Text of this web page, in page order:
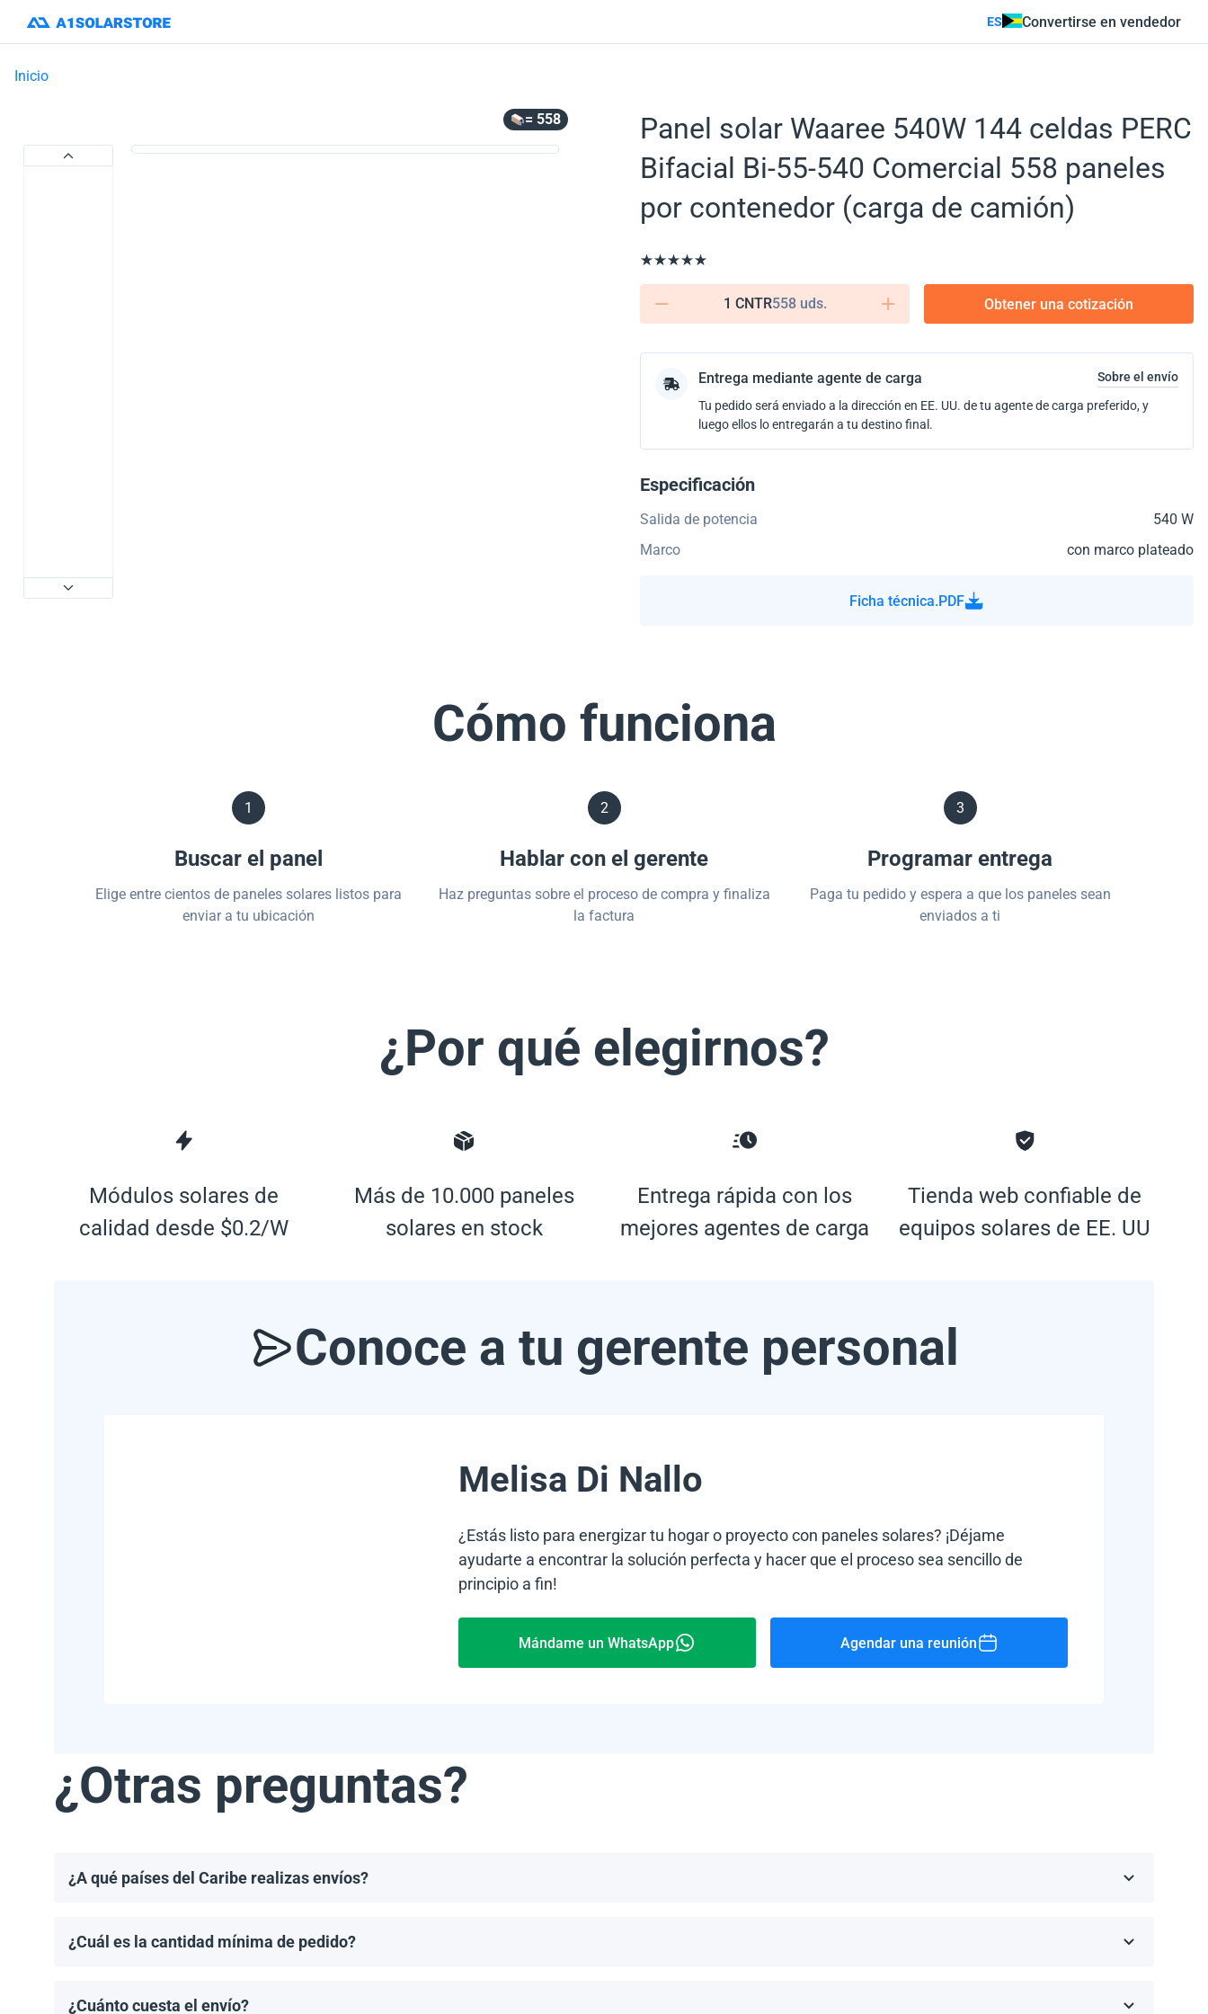
ES Convertirse en vendedor
Inicio
= 558
Panel solar Waaree 540W 144 celdas PERC
Bifacial Bi-55-540 Comercial 558 paneles
por contenedor (carga de camión)
1 CNTR558 uds. Obtener una cotización
Entrega mediante agente de carga
Sobre el envío
Tu pedido será enviado a la dirección en EE. UU. de tu agente de carga preferido, y
luego ellos lo entregarán a tu destino final.
Especificación
Salida de potencia
540 W
Marco
con marco plateado
Ficha técnica.PDF
Cómo funciona
1
Buscar el panel
Elige entre cientos de paneles solares listos para
enviar a tu ubicación
2
Hablar con el gerente
Haz preguntas sobre el proceso de compra y finaliza
la factura
3
Programar entrega
Paga tu pedido y espera a que los paneles sean
enviados a ti
¿Por qué elegirnos?
Módulos solares de
calidad desde $0.2/W
Más de 10.000 paneles
solares en stock
Entrega rápida con los
mejores agentes de carga
Tienda web confiable de
equipos solares de EE. UU
Conoce a tu gerente personal
Melisa Di Nallo
¿Estás listo para energizar tu hogar o proyecto con paneles solares? ¡Déjame
ayudarte a encontrar la solución perfecta y hacer que el proceso sea sencillo de
principio a fin!
Mándame un WhatsApp Agendar una reunión
¿Otras preguntas?
¿A qué países del Caribe realizas envíos?
¿Cuál es la cantidad mínima de pedido?
¿Cuánto cuesta el envío?